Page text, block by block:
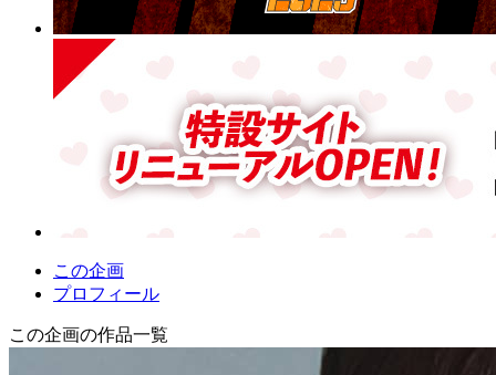
この企画
プロフィール
この企画の作品一覧